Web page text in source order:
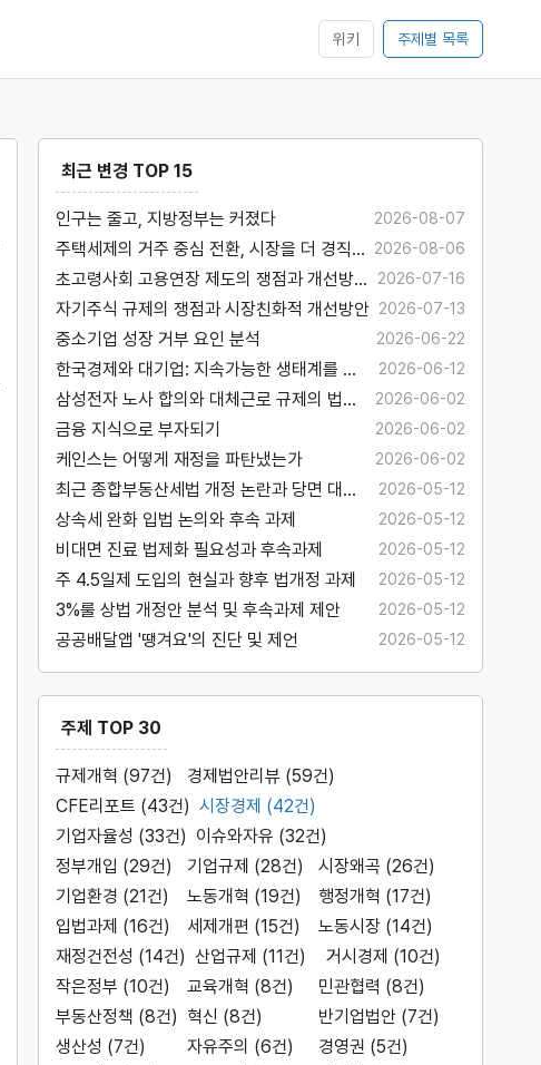
위키 주제별 목록
최근 변경 TOP 15
인구는 줄고, 지방정부는 커졌다 2026-08-07
주택세제의 거주 중심 전환, 시장을 더 경직
시킬 수 있다
2026-08-06
초고령사회 고용연장 제도의 쟁점과 개선방
안
2026-07-16
자기주식 규제의 쟁점과 시장친화적 개선방안 2026-07-13
중소기업 성장 거부 요인 분석 2026-06-22
한국경제와 대기업: 지속가능한 생태계를 위
하여
2026-06-12
삼성전자 노사 합의와 대체근로 규제의 법경
제학적 고찰
2026-06-02
금융 지식으로 부자되기 2026-06-02
케인스는 어떻게 재정을 파탄냈는가 2026-06-02
최근 종합부동산세법 개정 논란과 당면 대응
과제
2026-05-12
상속세 완화 입법 논의와 후속 과제 2026-05-12
비대면 진료 법제화 필요성과 후속과제 2026-05-12
주 4.5일제 도입의 현실과 향후 법개정 과제 2026-05-12
3%룰 상법 개정안 분석 및 후속과제 제안 2026-05-12
공공배달앱 '땡겨요'의 진단 및 제언 2026-05-12
주제 TOP 30
규제개혁 (97건)
경제법안리뷰 (59건)
CFE리포트 (43건) 시장경제 (42건)
기업자율성 (33건) 이슈와자유 (32건)
정부개입 (29건)
기업규제 (28건)
시장왜곡 (26건)
기업환경 (21건)
노동개혁 (19건)
행정개혁 (17건)
입법과제 (16건)
세제개편 (15건)
노동시장 (14건)
재정건전성 (14건) 산업규제 (11건)
거시경제 (10건)
작은정부 (10건)
교육개혁 (8건)
민관협력 (8건)
부동산정책 (8건) 혁신 (8건)
반기업법안 (7건)
생산성 (7건)
자유주의 (6건)
경영권 (5건)